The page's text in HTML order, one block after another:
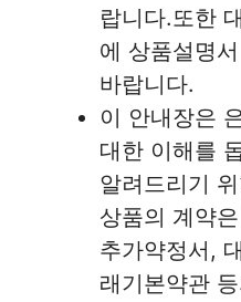
랍니다.또한
에 상품설명
바랍니다.
이 안내장은
대한 이해를
알려드리기
상품의 계약
추가약정서,
래기본약관